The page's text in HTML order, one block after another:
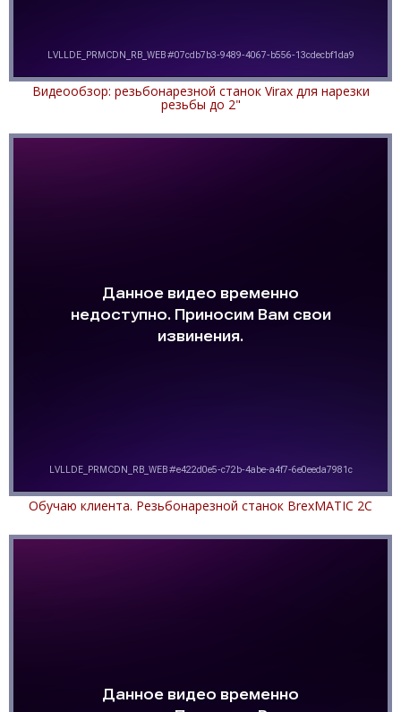
Видеообзор: резьбонарезной станок Virax для нарезки
резьбы до 2"
Обучаю клиента. Резьбонарезной станок BrexMATIC 2C